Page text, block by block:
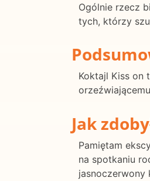
Ogólnie rzecz
tych, którzy
Koktajl Kiss on
Jak
Pamiętam
na spotkaniu
jasnoczerwony